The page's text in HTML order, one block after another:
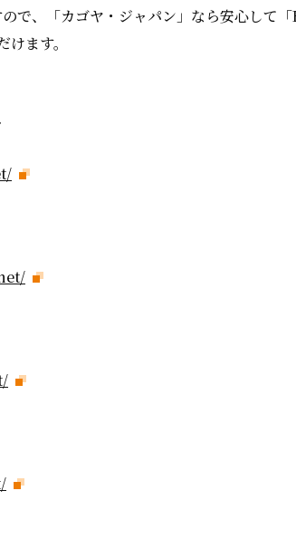
で、「カゴヤ・ジャパン」なら安心して
ます。